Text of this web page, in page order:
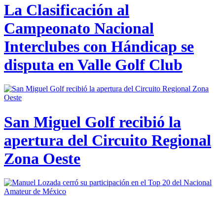
La Clasificación al
Campeonato Nacional
Interclubes con Hándicap se
disputa en Valle Golf Club
San Miguel Golf recibió la
apertura del Circuito Regional
Zona Oeste